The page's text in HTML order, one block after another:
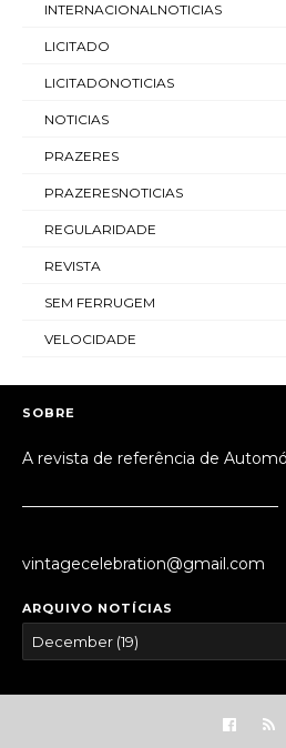
INTERNACIONALNOTICIAS
LICITADO
LICITADONOTICIAS
NOTICIAS
PRAZERES
PRAZERESNOTICIAS
REGULARIDADE
REVISTA
SEM FERRUGEM
VELOCIDADE
SOBRE
A revista de referência de
vintagecelebration@gmail.com
ARQUIVO NOTÍCIAS